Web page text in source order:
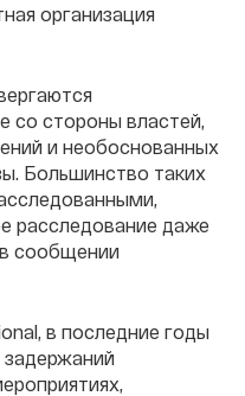
организация
со стороны властей,
и необоснованных
Большинство таких
расследование даже
в сообщении
в последние годы
задержаний